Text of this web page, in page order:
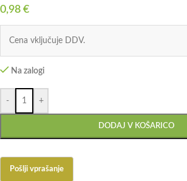
0,98 €
Cena vključuje DDV.
Na zalogi
- +
DODAJ V KOŠARICO